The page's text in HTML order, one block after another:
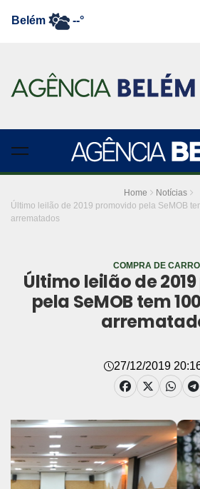
Belém --°
Home
Notícias
Último leilão de 2019 promovido pela SeMOB
arrematados
COMPRA DE
Último leilão de
pela SeMOB tem
27/12/2019